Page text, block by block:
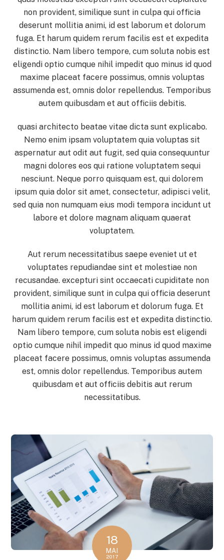
non provident, similique sunt in culpa qui officia
deserunt mollitia animi, id est laborum et dolorum
fuga. Et harum quidem rerum facilis est et expedita
distinctio. Nam libero tempore, cum soluta nobis est
eligendi optio cumque nihil impedit quo minus id quod
maxime placeat facere possimus, omnis voluptas
assumenda est, omnis dolor repellendus. Temporibus
autem quibusdam et aut officiis debitis.
quasi architecto beatae vitae dicta sunt explicabo.
Nemo enim ipsam voluptatem quia voluptas sit
aspernatur aut odit aut fugit, sed quia consequuntur
magni dolores eos qui ratione voluptatem sequi
nesciunt. Neque porro quisquam est, qui dolorem
ipsum quia dolor sit amet, consectetur, adipisci velit,
sed quia non numquam eius modi tempora incidunt ut
labore et dolore magnam aliquam quaerat
voluptatem.
Aut rerum necessitatibus saepe eveniet ut et
voluptates repudiandae sint et molestiae non
recusandae. excepturi sint occaecati cupiditate non
provident, similique sunt in culpa qui officia deserunt
mollitia animi, id est laborum et dolorum fuga. Et
harum quidem rerum facilis est et expedita distinctio.
Nam libero tempore, cum soluta nobis est eligendi
optio cumque nihil impedit quo minus id quod maxime
placeat facere possimus, omnis voluptas assumenda
est, omnis dolor repellendus. Temporibus autem
quibusdam et aut officiis debitis aut rerum
necessitatibus.
18
MAI
2017